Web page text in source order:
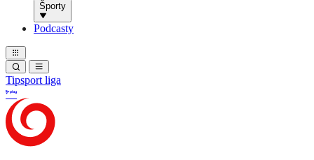
Športy
Podcasty
Tipsport liga